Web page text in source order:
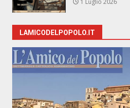
1 Luglio 2026
LAMICODELPOPOLO.IT